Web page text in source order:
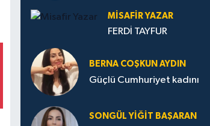
MISAFIR YAZAR
FERDİ TAYFUR
BERNA COŞKUN AYDIN
Güçlü Cumhuriyet kadını
SONGÜL YIĞIT BAŞARAN